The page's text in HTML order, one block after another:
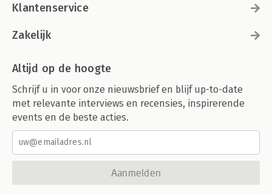
Klantenservice
Zakelijk
Altijd op de hoogte
Schrijf u in voor onze nieuwsbrief en blijf up-to-date
met relevante interviews en recensies, inspirerende
events en de beste acties.
Aanmelden